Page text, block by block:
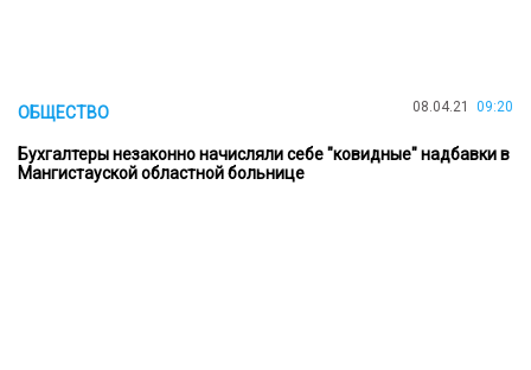
ОБЩЕСТВО 08.04.21 09:20
Бухгалтеры незаконно начисляли себе "ковидные" надбавки в
Мангистауской областной больнице